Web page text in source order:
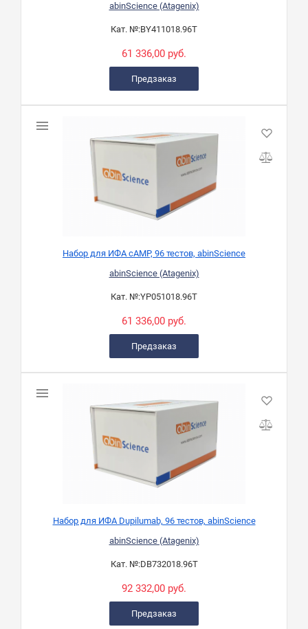
abinScience (Atagenix)
Кат. №:BY411018.96T
61 336,00 руб.
Предзаказ
Набор для ИФА cAMP, 96 тестов, abinScience
abinScience (Atagenix)
Кат. №:YP051018.96T
61 336,00 руб.
Предзаказ
Набор для ИФА Dupilumab, 96 тестов, abinScience
abinScience (Atagenix)
Кат. №:DB732018.96T
92 332,00 руб.
Предзаказ